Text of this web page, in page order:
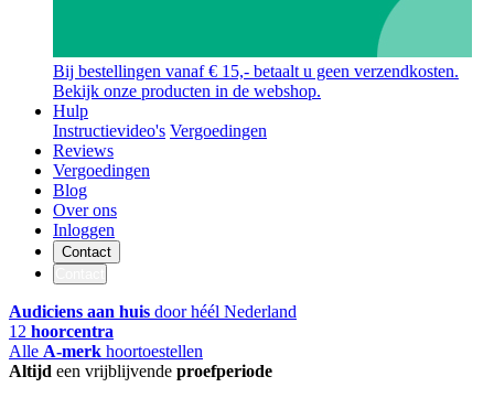
Bij bestellingen vanaf € 15,- betaalt u geen verzendkosten.
Bekijk onze producten in de webshop.
Hulp
Instructievideo's Vergoedingen
Reviews
Vergoedingen
Blog
Over ons
Inloggen
Contact
Audiciens aan huis door héél Nederland
12 hoorcentra
Alle A-merk hoortoestellen
Altijd een vrijblijvende proefperiode